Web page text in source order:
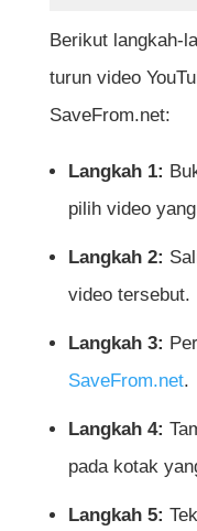
Adakah
ketika
Rujukan
Berikut langkah-
turun video
SaveFrom.net:
Langkah 1:
pilih video
Langkah 2:
video tersebut.
Langkah 3:
SaveFrom.net.
Langkah 4:
pada kotak
Langkah 5: